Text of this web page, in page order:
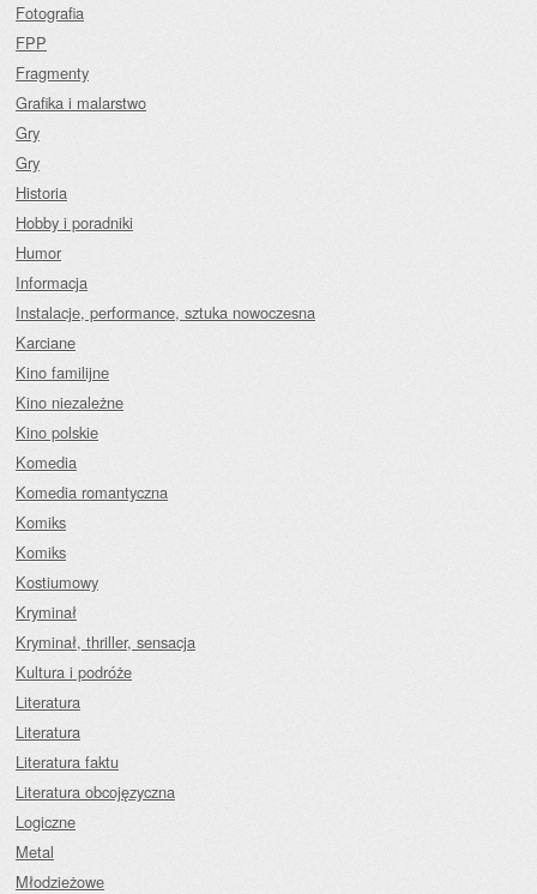
Fotografia
FPP
Fragmenty
Grafika i malarstwo
Gry
Gry
Historia
Hobby i poradniki
Humor
Informacja
Instalacje, performance, sztuka nowoczesna
Karciane
Kino familijne
Kino niezależne
Kino polskie
Komedia
Komedia romantyczna
Komiks
Komiks
Kostiumowy
Kryminał
Kryminał, thriller, sensacja
Kultura i podróże
Literatura
Literatura
Literatura faktu
Literatura obcojęzyczna
Logiczne
Metal
Młodzieżowe